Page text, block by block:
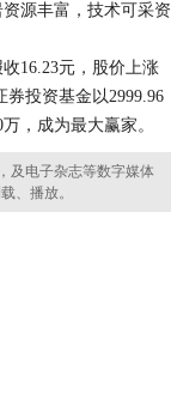
源丰富，技术可采资
16.23元，股价上涨
券投资基金以2999.96
，成为最大赢家。
及电子杂志等数字媒体
、播放。